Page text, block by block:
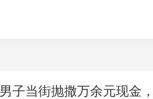
男子当街抛撒万余元现金